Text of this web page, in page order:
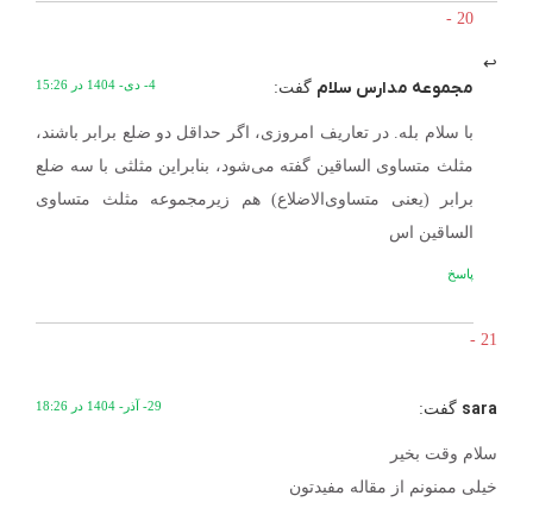
مجموعه مدارس سلام گفت: 4- دی- 1404 در 15:26
با سلام بله. در تعاریف امروزی، اگر حداقل دو ضلع برابر باشند،
مثلث متساوی الساقین گفته می‌شود، بنابراین مثلثی با سه ضلع
برابر (یعنی متساوی‌الاضلاع) هم زیرمجموعه مثلث متساوی
الساقین اس
پاسخ
sara گفت: 29- آذر- 1404 در 18:26
سلام وقت بخیر
خیلی ممنونم از مقاله مفیدتون